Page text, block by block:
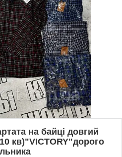
на байці довгий
кв)"VICTORY"дорого